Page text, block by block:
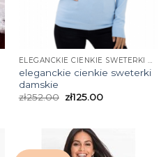
ELEGANCKIE CIENKIE SWETERKI DAMSKIE
eleganckie cienkie sweterki
damskie
zł252.00 zł125.00